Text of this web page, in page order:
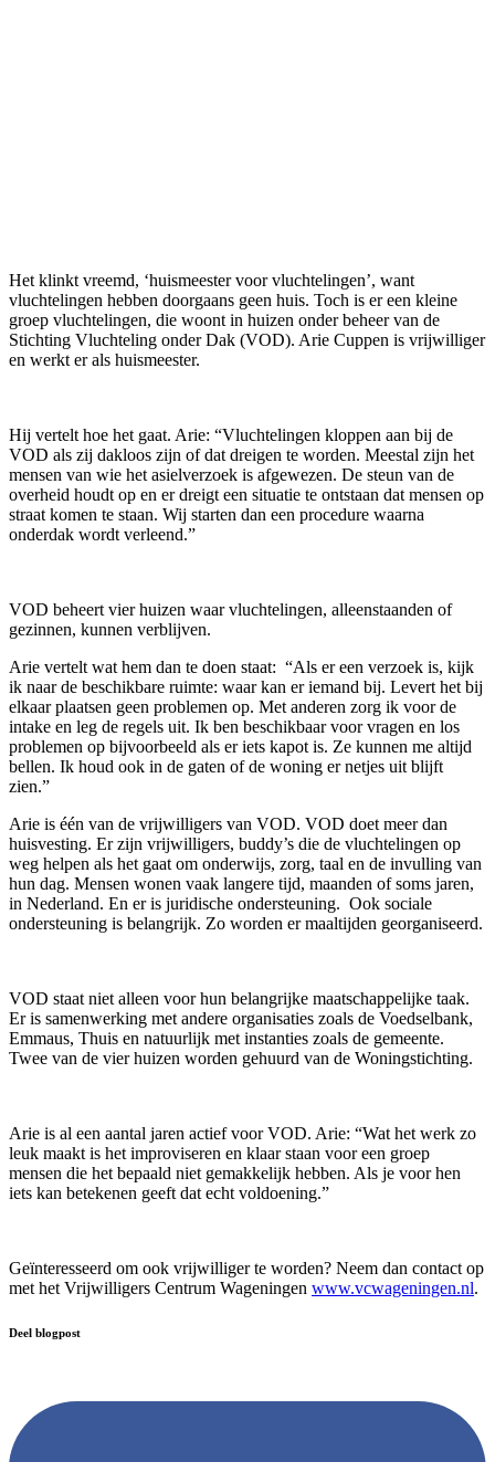
Het klinkt vreemd, ‘huismeester voor vluchtelingen’, want
vluchtelingen hebben doorgaans geen huis. Toch is er een kleine
groep vluchtelingen, die woont in huizen onder beheer van de
Stichting Vluchteling onder Dak (VOD). Arie Cuppen is vrijwilliger
en werkt er als huismeester.
Hij vertelt hoe het gaat. Arie: “Vluchtelingen kloppen aan bij de
VOD als zij dakloos zijn of dat dreigen te worden. Meestal zijn het
mensen van wie het asielverzoek is afgewezen. De steun van de
overheid houdt op en er dreigt een situatie te ontstaan dat mensen op
straat komen te staan. Wij starten dan een procedure waarna
onderdak wordt verleend.”
VOD beheert vier huizen waar vluchtelingen, alleenstaanden of
gezinnen, kunnen verblijven.
Arie vertelt wat hem dan te doen staat: “Als er een verzoek is, kijk
ik naar de beschikbare ruimte: waar kan er iemand bij. Levert het bij
elkaar plaatsen geen problemen op. Met anderen zorg ik voor de
intake en leg de regels uit. Ik ben beschikbaar voor vragen en los
problemen op bijvoorbeeld als er iets kapot is. Ze kunnen me altijd
bellen. Ik houd ook in de gaten of de woning er netjes uit blijft
zien.”
Arie is één van de vrijwilligers van VOD. VOD doet meer dan
huisvesting. Er zijn vrijwilligers, buddy’s die de vluchtelingen op
weg helpen als het gaat om onderwijs, zorg, taal en de invulling van
hun dag. Mensen wonen vaak langere tijd, maanden of soms jaren,
in Nederland. En er is juridische ondersteuning. Ook sociale
ondersteuning is belangrijk. Zo worden er maaltijden georganiseerd.
VOD staat niet alleen voor hun belangrijke maatschappelijke taak.
Er is samenwerking met andere organisaties zoals de Voedselbank,
Emmaus, Thuis en natuurlijk met instanties zoals de gemeente.
Twee van de vier huizen worden gehuurd van de Woningstichting.
Arie is al een aantal jaren actief voor VOD. Arie: “Wat het werk zo
leuk maakt is het improviseren en klaar staan voor een groep
mensen die het bepaald niet gemakkelijk hebben. Als je voor hen
iets kan betekenen geeft dat echt voldoening.”
Geïnteresseerd om ook vrijwilliger te worden? Neem dan contact op
met het Vrijwilligers Centrum Wageningen www.vcwageningen.nl.
Deel blogpost